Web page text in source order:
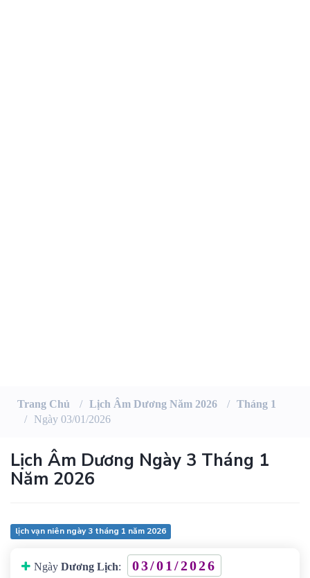
Trang Chủ Lịch Âm Dương Năm 2026
Tháng 1
Ngày 03/01/2026
Lịch Âm Dương Ngày 3 Tháng 1
Năm 2026
lịch vạn niên ngày 3 tháng 1 năm 2026
Ngày Dương Lịch: 03/01/2026